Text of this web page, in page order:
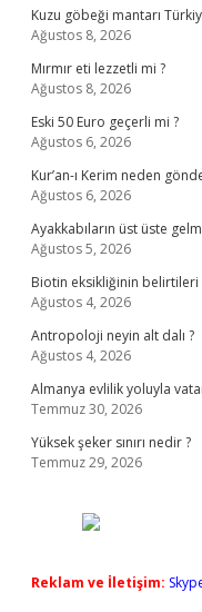
Kuzu göbeği mantarı
Ağustos 8, 2026
Mırmır eti lezzetli mi ?
Ağustos 8, 2026
Eski 50 Euro geçerli mi ?
Ağustos 6, 2026
Kur’an-ı Kerim neden
Ağustos 6, 2026
Ayakkabıların üst üste
Ağustos 5, 2026
Biotin eksikliğinin belirtileri
Ağustos 4, 2026
Antropoloji neyin alt dalı ?
Ağustos 4, 2026
Almanya evlilik yoluyla
Temmuz 30, 2026
Yüksek şeker sınırı nedir ?
Temmuz 29, 2026
Reklam ve İletişim: